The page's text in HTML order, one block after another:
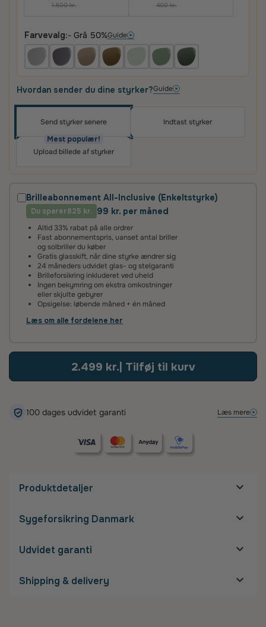
1.500 kr. 400 kr.
Farvevalg:- Grå 50%Guide
Hvordan sender du dine styrker?Guide
Send styrker senere
Mest populær!
Indtast styrker
Upload billede af styrker
Brilleabonnement All-Inclusive (Enkeltstyrke)
Du sparer825 kr. 99 kr. per måned
Altid 33% rabat på alle ordrer
Fast abonnementspris, uanset antal briller
og solbriller du køber
Gratis glasskift, når dine styrke ændrer sig
24 måneders udvidet glas- og stelgaranti
Brilleforsikring inkluderet ved uheld
Ingen bekymring om ekstra omkostninger
eller skjulte gebyrer
Opsigelse: løbende måned + én måned
Læs om alle fordelene her
2.499 kr. | Tilføj til kurv
100 dages udvidet garanti Læs mere
Produktdetaljer
Stelbredde:
Glasbredde:
Glashøjde:
Sygeforsikring Danmark
Udvidet garanti
100 dages tilfredshedsgaranti
Det kan tage lidt tid at vænne sig til nye brilleglas – især hvis
de har en ny styrke eller er flerstyrke med glidende
100 dage – så finder vi en løsning, der sikrer, at du bliver glad.
2 års fabriksgaranti
Vi giver 2 års garanti på alle vores brilleglas og stel. Det
betyder, at hvis glassene ikke lever op til vores høje
standarder, reparerer eller udskifter vi dem helt uden
beregning.
Oplev skræddersyede brilleglas i høj kvalitet – til
priser, du vil elske
Det vigtigste for os er, at du er tilfreds med dit køb.
Derfor får du altid100 dages tilfredshedsgarantiog
Shipping & delivery